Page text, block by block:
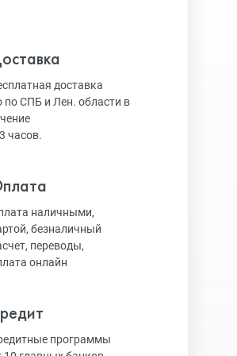
9
3
2023
2022
Умные часы, браслеты
доставка
по СПБ и Лен. области в
часов.
наличными,
безналичный
переводы,
онлайн
программы